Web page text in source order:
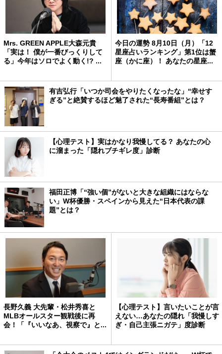
Mrs. GREEN APPLE大森元貴
「実は！ 僕が一番びっくりして
る」今年はソロでよく動く!? ...
今日の運勢 8月10日（月）「12
星座占いランキング」第1位は蟹
座（かに座）！ あなたの星座...
有吉弘行「いつか司会をやりたくなったな」“幸せす
ぎる”と絶賛するほど魅了された“長寿番組”とは？
【心理テスト】実はかなり我慢してる？ あなたの心
に溜まった「隠れブチギレ度」診断
福田正博「“強い個”がないと大きな組織にはならな
い」W杯優勝・スペインから見えた“日本代表の課
題”とは？
長野久義 大先輩・松井秀喜と
MLBオールスター観戦後に再
会！「『いいなあ、視察で』と...
【心理テスト】言いたいことが言
えない…あなたの隠れ「我慢しす
ぎ・自己主張ニガテ」度診断